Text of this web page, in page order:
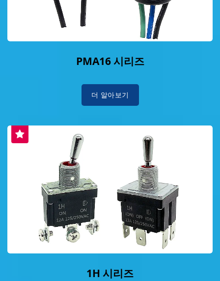
PMA16 시리즈
더 알아보기
1H 시리즈